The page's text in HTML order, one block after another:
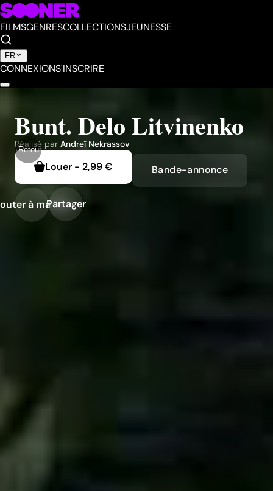
FILMSGENRESCOLLECTIONSJEUNESSE
FR
CONNEXIONS'INSCRIRE
Retour
Bunt. Delo Litvinenko
Réalisé par Andreï Nekrassov
Louer - 2,99 € Bande-annonce
à ma liste
Partager